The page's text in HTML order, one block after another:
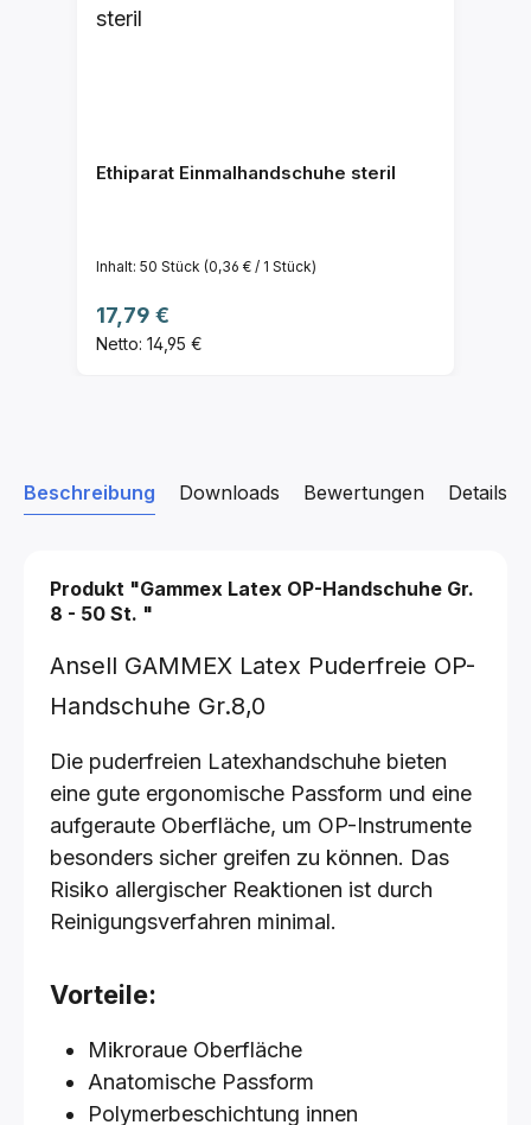
Ethiparat Einmalhandschuhe steril
Inhalt: 50 Stück (0,36 € / 1 Stück)
Regulärer Preis:
17,79 €
Netto: 14,95 €
Beschreibung Downloads Details
Bewertungen
Produkt "Gammex Latex OP-Handschuhe Gr.
8 - 50 St. "
Ansell GAMMEX Latex Puderfreie OP-
Handschuhe Gr.8,0
Die puderfreien Latexhandschuhe bieten
eine gute ergonomische Passform und eine
aufgeraute Oberfläche, um OP-Instrumente
besonders sicher greifen zu können. Das
Risiko allergischer Reaktionen ist durch
Reinigungsverfahren minimal.
Vorteile:
Mikroraue Oberfläche
Anatomische Passform
Polymerbeschichtung innen